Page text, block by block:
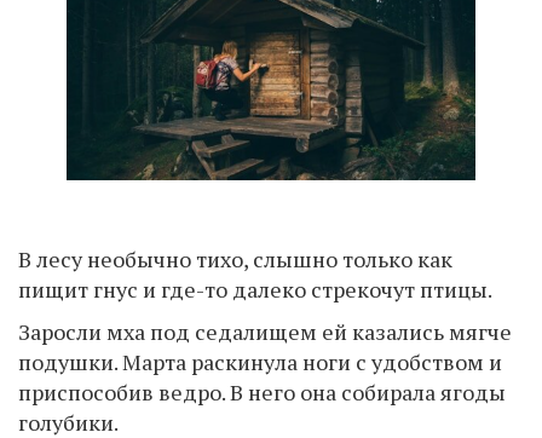
В лесу необычно тихо, слышно только как
пищит гнус и где-то далеко стрекочут птицы.
Заросли мха под седалищем ей казались мягче
подушки. Марта раскинула ноги с удобством и
приспособив ведро. В него она собирала ягоды
голубики.